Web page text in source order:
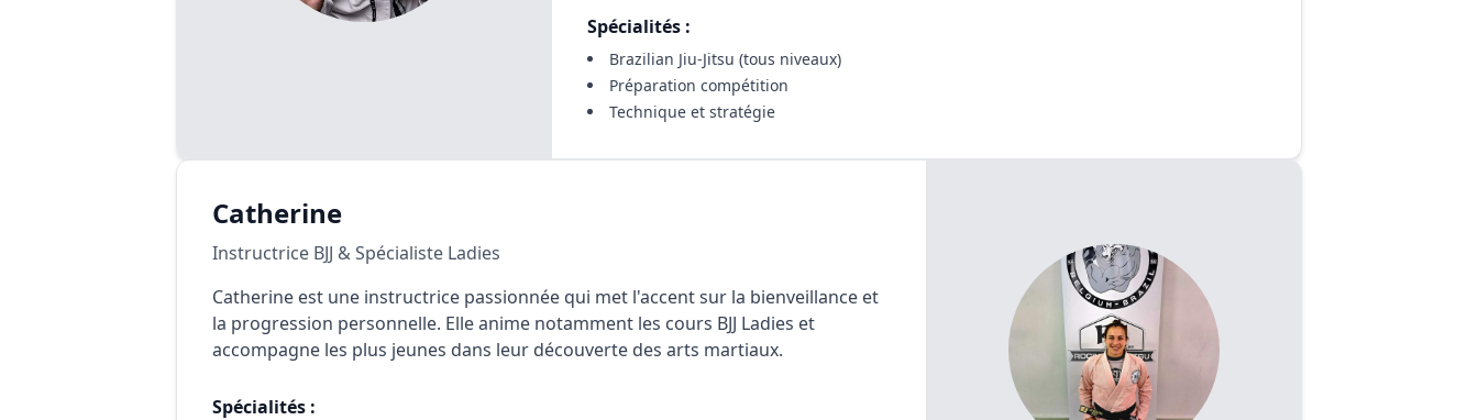
Spécialités :
Brazilian Jiu-Jitsu (tous niveaux)
Préparation compétition
Technique et stratégie
Catherine
Instructrice BJJ & Spécialiste Ladies
Catherine est une instructrice passionnée qui met l'accent sur la bienveillance et
la progression personnelle. Elle anime notamment les cours BJJ Ladies et
accompagne les plus jeunes dans leur découverte des arts martiaux.
Spécialités :